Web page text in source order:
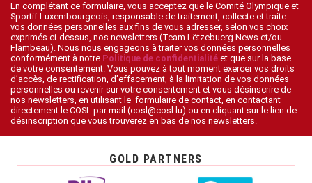
En complétant ce formulaire, vous acceptez que le Comité Olympique et
Sportif Luxembourgeois, responsable de traitement, collecte et traite
vos données personnelles aux fins de vous adresser, selon vos choix
exprimés ci-dessus, nos newsletters (Team Lëtzebuerg News et/ou
Flambeau). Nous nous engageons à traiter vos données personnelles
conformément à notre Politique de confidentialité et que sur la base
de votre consentement. Vous pouvez à tout moment exercer vos droits
d’accès, de rectification, d’effacement, à la limitation de vos données
personnelles ou revenir sur votre consentement et vous désinscrire de
nos newsletters, en utilisant le formulaire de contact, en contactant
directement le COSL par mail (cosl@cosl.lu) ou en cliquant sur le lien de
désinscription que vous trouverez en bas de nos newsletters.
GOLD PARTNERS